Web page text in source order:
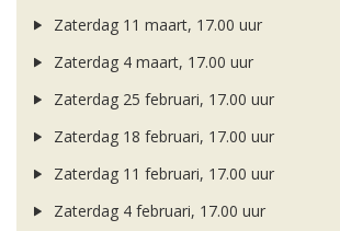
Zaterdag 11 maart, 17.00 uur
Zaterdag 4 maart, 17.00 uur
Zaterdag 25 februari, 17.00 uur
Zaterdag 18 februari, 17.00 uur
Zaterdag 11 februari, 17.00 uur
Zaterdag 4 februari, 17.00 uur